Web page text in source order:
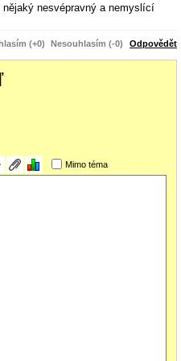
nesvépravný a nemyslící
(+0) Nesouhlasím (-0) Odpovědět
Mimo téma